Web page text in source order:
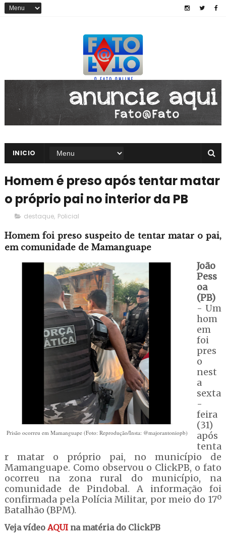
INICIO
Homem é preso após tentar matar
o próprio pai no interior da PB
destaque, Policial
Homem foi preso suspeito de tentar matar o pai,
em comunidade de Mamanguape
Prisão ocorreu em Mamanguape (Foto: Reprodução/Insta: @majorantoniopb)
João
Pess
oa
(PB)
- Um
hom
em
foi
pres
o
nest
a
sexta
-
feira
(31)
após
tenta
r matar o próprio pai, no município de
Mamanguape. Como observou o ClickPB, o fato
ocorreu na zona rural do município, na
comunidade de Pindobal. A informação foi
confirmada pela Polícia Militar, por meio do 17º
Batalhão (BPM).
Veja vídeoAQUIna matéria do ClickPB